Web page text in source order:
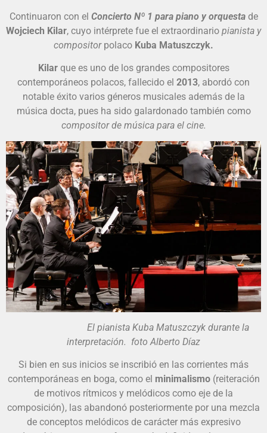
Continuaron con el Concierto Nº 1 para piano y orquestade
Wojciech Kilar, cuyo intérprete fue el extraordinario pianista y
compositorpolaco Kuba Matuszczyk.
Kilarque es uno de los grandes compositores
contemporáneos polacos, fallecido el 2013, abordó con
notable éxito varios géneros musicales además de la
música docta, pues ha sido galardonado también como
compositor de música para el cine.
El pianista Kuba Matuszczyk durante la
interpretación. foto Alberto Díaz
Si bien en sus inicios se inscribió en las corrientes más
contemporáneas en boga, como el minimalismo(reiteración
de motivos rítmicos y melódicos como eje de la
composición), las abandonó posteriormente por una mezcla
de conceptos melódicos de carácter más expresivo